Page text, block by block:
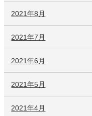
2021年8月
2021年7月
2021年6月
2021年5月
2021年4月